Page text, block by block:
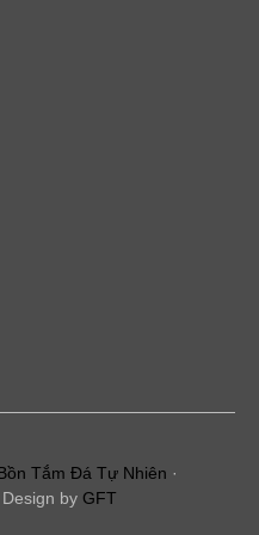
Tắm Đá Tự Nhiên ·
by GFT